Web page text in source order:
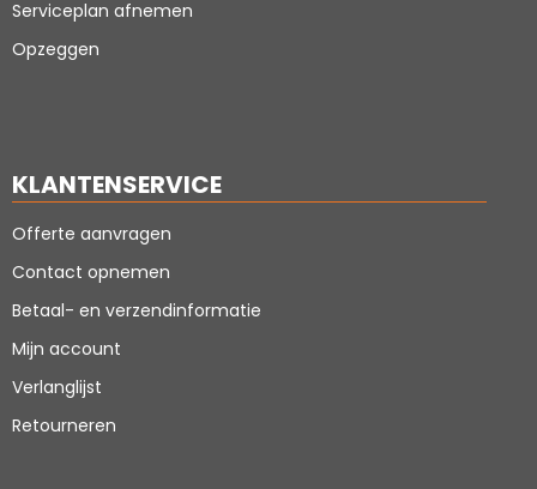
Serviceplan afnemen
Opzeggen
KLANTENSERVICE
Offerte aanvragen
Contact opnemen
Betaal- en verzendinformatie
Mijn account
Verlanglijst
Retourneren